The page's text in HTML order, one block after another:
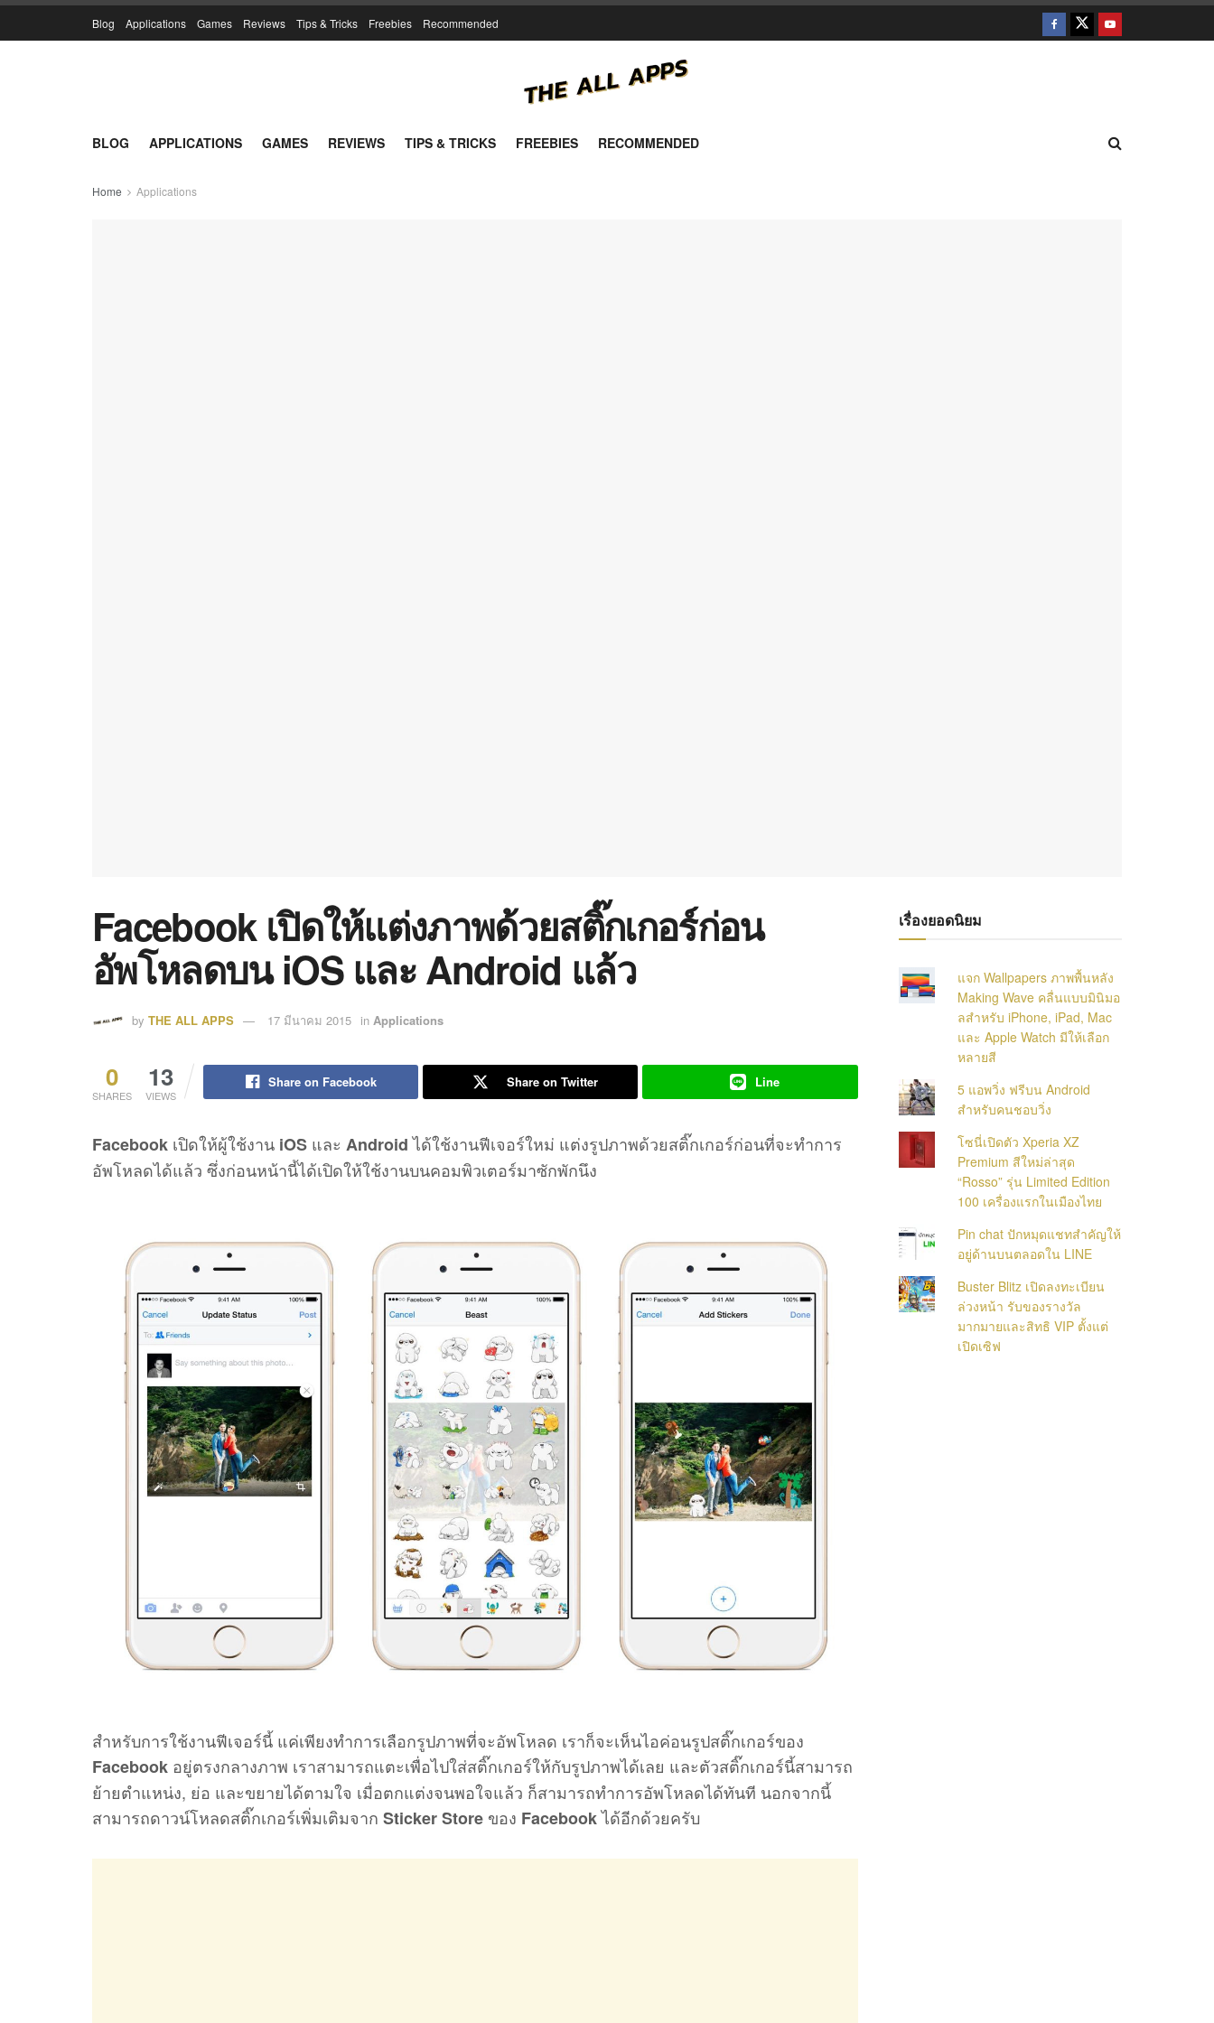
Blog Applications Games Reviews Tips & Tricks Freebies Recommended
BLOG APPLICATIONS GAMES REVIEWS TIPS & TRICKS FREEBIES RECOMMENDED
Home Applications
Facebook เปิดให้แต่งภาพด้วยสติ๊กเกอร์ก่อน
อัพโหลดบน iOS และ Android แล้ว
by THE ALL APPS 17 มีนาคม 2015 in Applications
0
SHARES
13
VIEWS
Share on Facebook Share on Twitter Line
Facebook เปิดให้ผู้ใช้งาน iOS และ Androidได้ใช้งานฟีเจอร์ใหม่ แต่งรูปภาพด้วยสติ๊กเกอร์ก่อนที่จะทำการ
อัพโหลดได้แล้ว ซึ่งก่อนหน้านี้ได้เปิดให้ใช้งานบนคอมพิวเตอร์มาซักพักนึง
สำหรับการใช้งานฟีเจอร์นี้ แค่เพียงทำการเลือกรูปภาพที่จะอัพโหลด เราก็จะเห็นไอค่อนรูปสติ๊กเกอร์ของ
Facebook อยู่ตรงกลางภาพ เราสามารถแตะเพื่อไปใส่สติ๊กเกอร์ให้กับรูปภาพได้เลย และตัวสติ๊กเกอร์นี้สามารถ
ย้ายตำแหน่ง, ย่อ และขยายได้ตามใจ เมื่อตกแต่งจนพอใจแล้ว ก็สามารถทำการอัพโหลดได้ทันที นอกจากนี้
สามารถดาวน์โหลดสติ๊กเกอร์เพิ่มเติมจาก Sticker Store ของ Facebookได้อีกด้วยครับ
เรื่องยอดนิยม
แจก Wallpapers ภาพพื้นหลัง
Making Wave คลื่นแบบมินิมอ
ลสำหรับ iPhone, iPad, Mac
และ Apple Watch มีให้เลือก
หลายสี
5 แอพวิ่ง ฟรีบน Android
สำหรับคนชอบวิ่ง
โซนี่เปิดตัว Xperia XZ
Premium สีใหม่ล่าสุด
“Rosso” รุ่น Limited Edition
100 เครื่องแรกในเมืองไทย
Pin chat ปักหมุดแชทสำคัญให้
อยู่ด้านบนตลอดใน LINE
Buster Blitz เปิดลงทะเบียน
ล่วงหน้า รับของรางวัล
มากมายและสิทธิ VIP ตั้งแต่
เปิดเซิฟ